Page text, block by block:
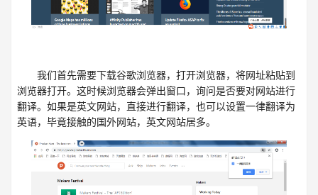
我们首先需要下载谷歌浏览器，打开浏览器，将网址粘贴到
浏览器打开。这时候浏览器会弹出窗口，询问是否要对网站进行
翻译。如果是英文网站，直接进行翻译，也可以设置一律翻译为
英语，毕竟接触的国外网站，英文网站居多。